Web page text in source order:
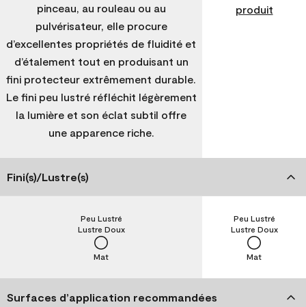
pinceau, au rouleau ou au
pulvérisateur, elle procure
d’excellentes propriétés de fluidité et
d’étalement tout en produisant un
fini protecteur extrêmement durable.
Le fini peu lustré réfléchit légèrement
la lumière et son éclat subtil offre
une apparence riche.
produit
Fini(s)/Lustre(s)
Mat
Lustre Doux
Peu Lustré
Mat
Lustre Doux
Peu Lustré
Surfaces d’application recommandées